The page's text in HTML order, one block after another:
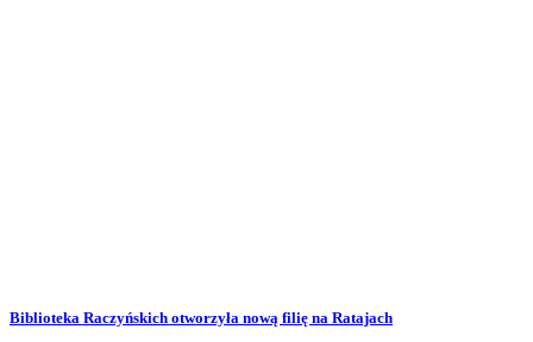
Biblioteka Raczyńskich otworzyła nową filię na Ratajach